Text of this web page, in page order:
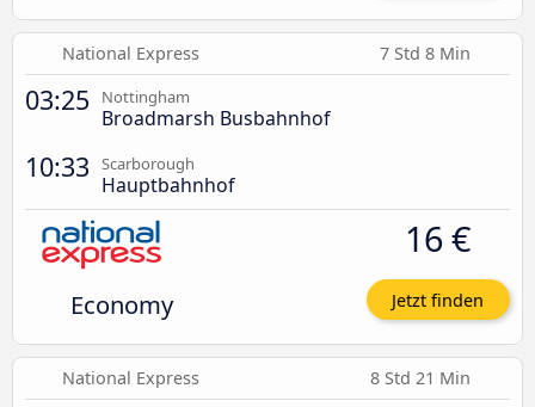
National Express 7 Std 8 Min
03:25 Nottingham
Broadmarsh Busbahnhof
10:33 Scarborough
Hauptbahnhof
Economy
16 €
Jetzt finden
National Express 8 Std 21 Min